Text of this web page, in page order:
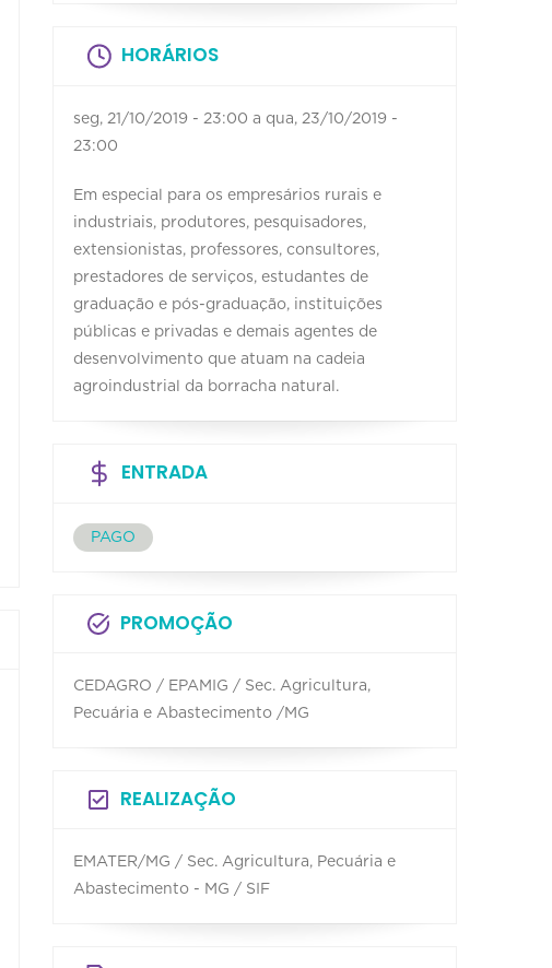
HORÁRIOS
seg, 21/10/2019 - 23:00 a qua, 23/10/2019 -
23:00
Em especial para os empresários rurais e
industriais, produtores, pesquisadores,
extensionistas, professores, consultores,
prestadores de serviços, estudantes de
graduação e pós-graduação, instituições
públicas e privadas e demais agentes de
desenvolvimento que atuam na cadeia
agroindustrial da borracha natural.
ENTRADA
PAGO
PROMOÇÃO
CEDAGRO / EPAMIG / Sec. Agricultura,
Pecuária e Abastecimento /MG
REALIZAÇÃO
EMATER/MG / Sec. Agricultura, Pecuária e
Abastecimento - MG / SIF